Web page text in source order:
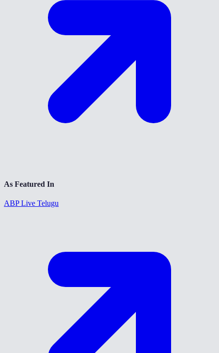
As Featured In
ABP Live Telugu